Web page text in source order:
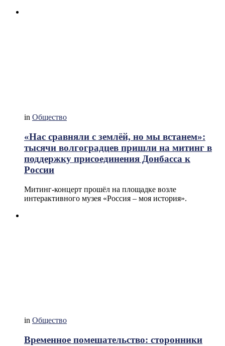
in Общество
«Нас сравняли с землёй, но мы встанем»:
тысячи волгоградцев пришли на митинг в
поддержку присоединения Донбасса к
России
Митинг-концерт прошёл на площадке возле
интерактивного музея «Россия – моя история».
in Общество
Временное помешательство: сторонники